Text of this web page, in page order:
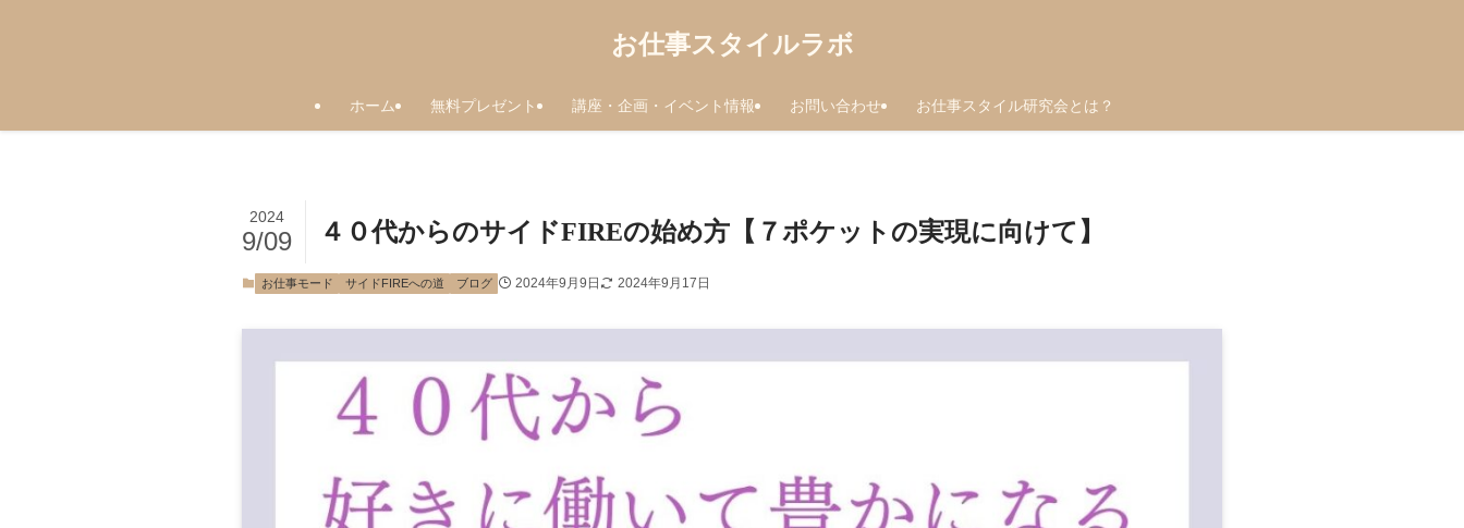
お仕事スタイルラボ
ホーム 無料プレゼント 講座・企画・イベント情報 お問い合わせ お仕事スタイル研究会とは？
４０代からのサイドFIREの始め方【７ポケットの実現に向けて】
2024
9/09
お仕事モード サイドFIREへの道 ブログ 2024年9月9日 2024年9月17日